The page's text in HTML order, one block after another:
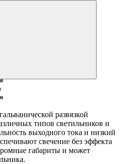
развязкой
типов светильников и
выходного тока и низкий
свечение без эффекта
габариты и может